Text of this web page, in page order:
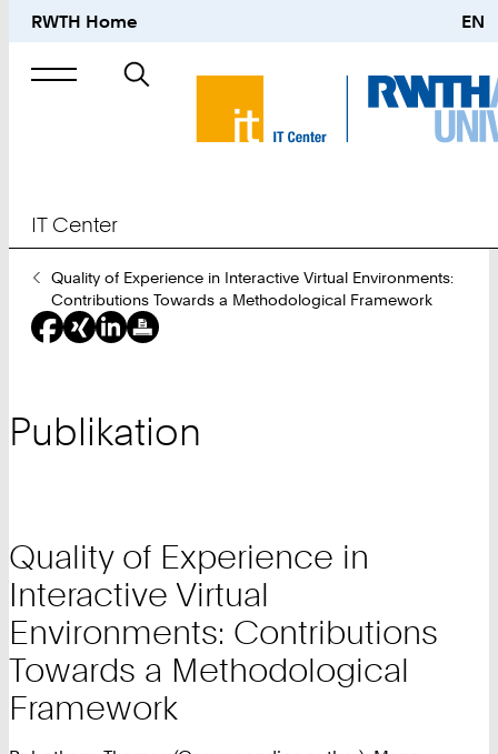
RWTH Home EN
Suche
nach
IT Center
Sie
sind
hier:
Quality of Experience in Interactive Virtual Environments:
Contributions Towards a Methodological Framework
Publikation
Quality of Experience in
Interactive Virtual
Environments: Contributions
Towards a Methodological
Framework